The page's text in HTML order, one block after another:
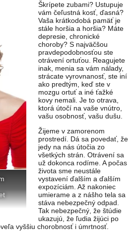
Škrípete zubami? Ustupuje
vám čeľustná kosť, ďasná?
Vaša krátkodobá pamäť je
stále horšia a horšia? Máte
depresie, chronické
choroby? S najväčšou
pravdepodobnosťou ste
otrávení ortuťou. Reagujete
inak, menia sa vám nálady,
strácate vyrovnanosť, ste iní
ako predtým, keď ste v
mozgu ortuť a iné ťažké
kovy nemali. Je to otrava,
ktorá útočí na vaše vnútro,
vašu osobnosť, vašu dušu.
Žijeme v zamorenom
prostredí. Dá sa povedať, že
jedy na nás útočia zo
všetkých strán. Otrávení sa
už dokonca rodíme. A počas
života sme neustále
vystavení ďalším a ďalším
expozíciám. Až nakoniec
umierame a z nášho tela sa
stáva nebezpečný odpad.
Tak nebezpečný, že štúdie
ukazujú, že ľudia žijúci po
vyššiu chorobnosť i úmrtnosť.